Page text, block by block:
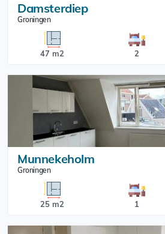
Damsterdiep
Groningen
47 m2 2
Munnekeholm
Groningen
25 m2 1